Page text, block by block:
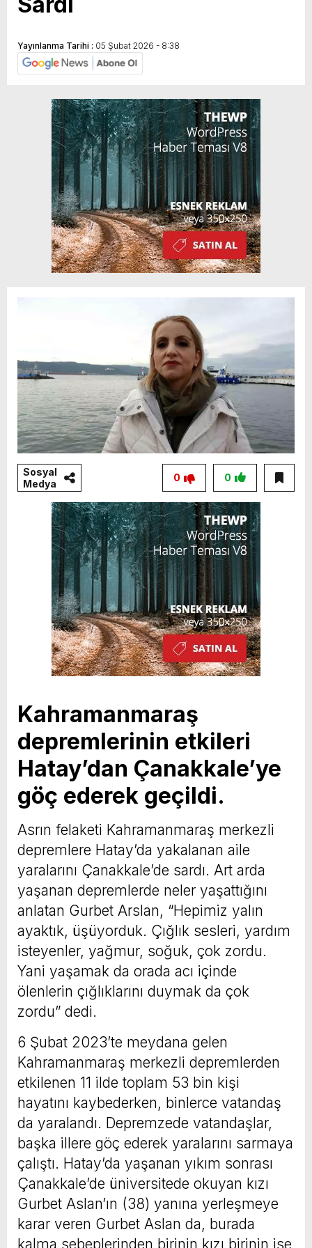
Yayınlanma Tarihi : 05 Şubat 2026 - 8:38
Sosyal
Medya
0
0
Kahramanmaraş
depremlerinin etkileri
Hatay’dan Çanakkale’ye
göç ederek geçildi.
Asrın felaketi Kahramanmaraş merkezli
depremlere Hatay’da yakalanan aile
yaralarını Çanakkale’de sardı. Art arda
yaşanan depremlerde neler yaşattığını
anlatan Gurbet Arslan, “Hepimiz yalın
ayaktık, üşüyorduk. Çığlık sesleri, yardım
isteyenler, yağmur, soğuk, çok zordu.
Yani yaşamak da orada acı içinde
ölenlerin çığlıklarını duymak da çok
zordu” dedi.
6 Şubat 2023’te meydana gelen
Kahramanmaraş merkezli depremlerden
etkilenen 11 ilde toplam 53 bin kişi
hayatını kaybederken, binlerce vatandaş
da yaralandı. Depremzede vatandaşlar,
başka illere göç ederek yaralarını sarmaya
çalıştı. Hatay’da yaşanan yıkım sonrası
Çanakkale’de üniversitede okuyan kızı
Gurbet Aslan’ın (38) yanına yerleşmeye
karar veren Gurbet Aslan da, burada
kalma sebeplerinden birinin kızı birinin ise